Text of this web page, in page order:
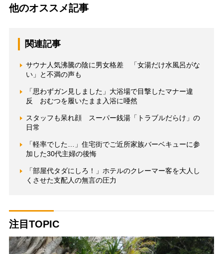
他のオススメ記事
関連記事
サウナ人気沸騰の陰に男女格差 「女湯だけ水風呂がな
い」と不満の声も
「思わずガン見しました」大浴場で目撃したマナー違
反 おむつを履いたまま入浴に唖然
スタッフも呆れ顔 スーパー銭湯「トラブルだらけ」の
日常
「軽率でした…」住宅街でご近所家族バーベキューに参
加した30代主婦の後悔
「部屋代タダにしろ！」ホテルのクレーマー客を大人し
くさせた支配人の無言の圧力
注目TOPIC